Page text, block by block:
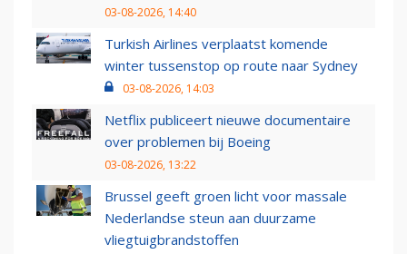
03-08-2026, 14:40
Turkish Airlines verplaatst komende
winter tussenstop op route naar Sydney
03-08-2026, 14:03
Netflix publiceert nieuwe documentaire
over problemen bij Boeing
03-08-2026, 13:22
Brussel geeft groen licht voor massale
Nederlandse steun aan duurzame
vliegtuigbrandstoffen